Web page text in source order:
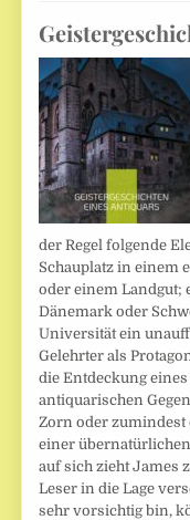
der Regel folgende
Schauplatz in einem
oder einem Landgut;
Dänemark oder
Universität ein
Gelehrter als
die Entdeckung
antiquarischen
Zorn oder
einer
auf sich zieht James
Leser in die Lage
sehr vorsichtig bin,